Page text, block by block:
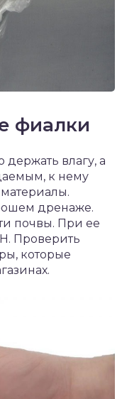
фиалки
влагу, а
к нему
дренаже.
почвы. При ее
Проверить
которые